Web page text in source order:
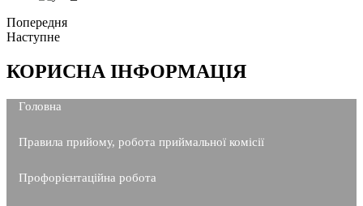
Попередня
Наступне
КОРИСНА ІНФОРМАЦІЯ
Головна
Правила прийому, робота приймальної комісії
Профорієнтаційна робота